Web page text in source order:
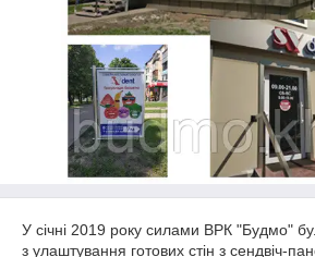
У січні 2019 року силами ВРК "Будмо"
з улаштування готових стін з сендвіч-